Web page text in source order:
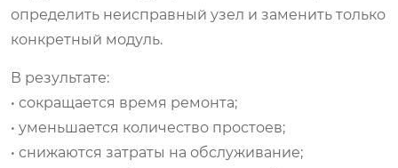
определить неисправный узел и заменить только
конкретный модуль.
В результате:
• сокращается время ремонта;
• уменьшается количество простоев;
• снижаются затраты на обслуживание;